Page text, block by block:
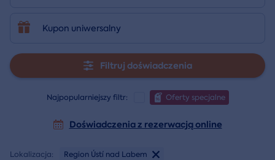
Kupon uniwersalny
Filtruj doświadczenia
Najpopularniejszy filtr: Oferty specjalne
Doświadczenia z rezerwacją online
Lokalizacja: Region Ústí nad Labem